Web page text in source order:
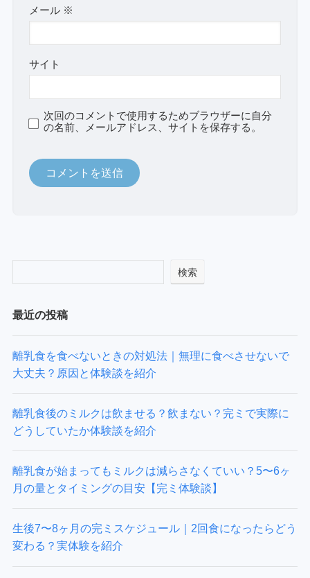
メール ※
サイト
次回のコメントで使用するためブラウザーに自分
の名前、メールアドレス、サイトを保存する。
検索
最近の投稿
離乳食を食べないときの対処法｜無理に食べさせないで
大丈夫？原因と体験談を紹介
離乳食後のミルクは飲ませる？飲まない？完ミで実際に
どうしていたか体験談を紹介
離乳食が始まってもミルクは減らさなくていい？5〜6ヶ
月の量とタイミングの目安【完ミ体験談】
生後7〜8ヶ月の完ミスケジュール｜2回食になったらどう
変わる？実体験を紹介